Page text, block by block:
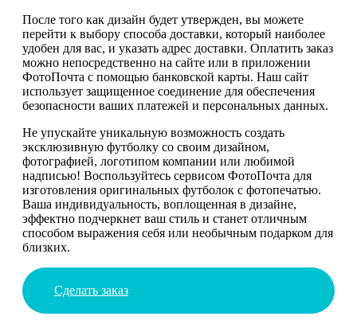
После того как дизайн будет утвержден, вы можете
перейти к выбору способа доставки, который наиболее
удобен для вас, и указать адрес доставки. Оплатить заказ
можно непосредственно на сайте или в приложении
ФотоПочта с помощью банковской карты. Наш сайт
использует защищенное соединение для обеспечения
безопасности ваших платежей и персональных данных.
Не упускайте уникальную возможность создать
эксклюзивную футболку со своим дизайном,
фотографией, логотипом компании или любимой
надписью! Воспользуйтесь сервисом ФотоПочта для
изготовления оригинальных футболок с фотопечатью.
Ваша индивидуальность, воплощенная в дизайне,
эффектно подчеркнет ваш стиль и станет отличным
способом выражения себя или необычным подарком для
близких.
Сделать заказ